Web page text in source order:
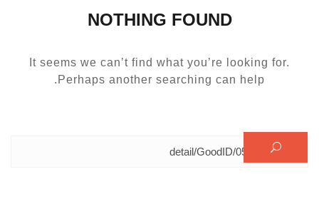
NOTHING FOUND
It seems we can’t find what you’re looking for.
Perhaps another searching can help.
البحث عن: